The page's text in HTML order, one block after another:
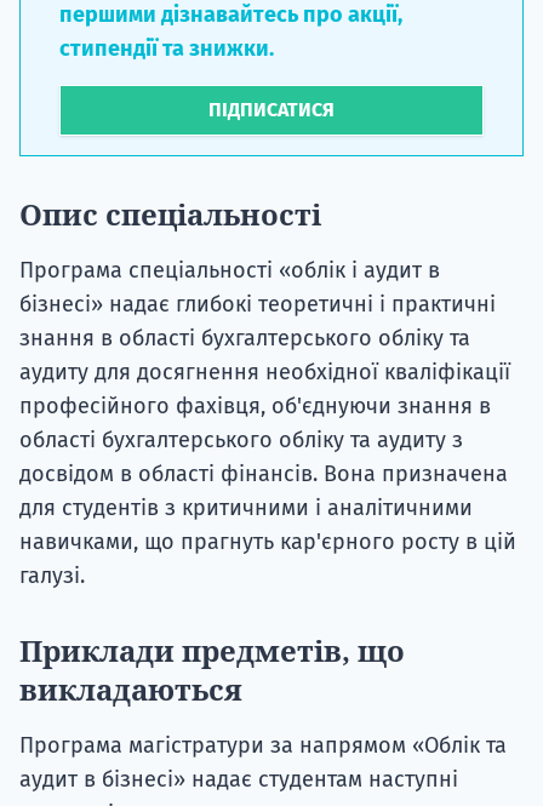
першими дізнавайтесь про акції,
стипендії та знижки.
ПІДПИСАТИСЯ
Опис спеціальності
Програма спеціальності «облік і аудит в
бізнесі» надає глибокі теоретичні і практичні
знання в області бухгалтерського обліку та
аудиту для досягнення необхідної кваліфікації
професійного фахівця, об'єднуючи знання в
області бухгалтерського обліку та аудиту з
досвідом в області фінансів. Вона призначена
для студентів з критичними і аналітичними
навичками, що прагнуть кар'єрного росту в цій
галузі.
Приклади предметів, що
викладаються
Програма магістратури за напрямом «Облік та
аудит в бізнесі» надає студентам наступні